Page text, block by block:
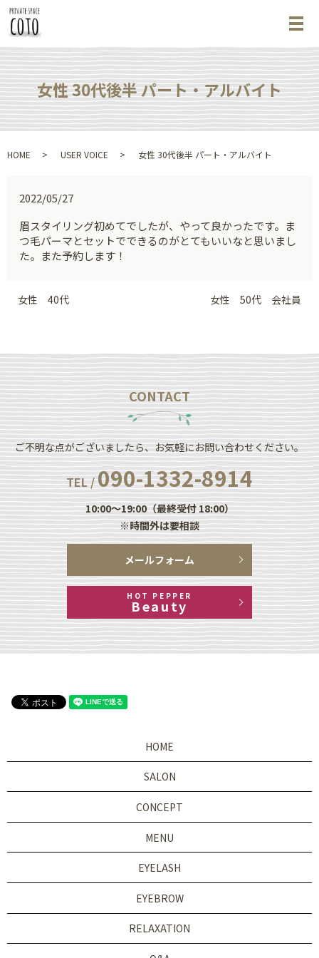
メ
女性 30代後半 パート・アルバイト
HOME USER VOICE 女性 30代後半 パート・アルバイト
2022/05/27
眉スタイリング初めてでしたが、やって良かったです。ま
つ毛パーマとセットでできるのがとてもいいなと思いまし
た。また予約します！
女性 40代 女性 50代 会社員
CONTACT
ご不明な点がございましたら、お気軽にお問い合わせください。
TEL /090-1332-8914
10:00～19:00（最終受付 18:00）
※時間外は要相談
メールフォーム
HOT PEPPER
Beauty
HOME
SALON
CONCEPT
MENU
EYELASH
EYEBROW
RELAXATION